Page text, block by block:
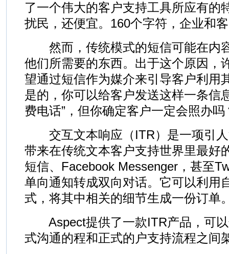
了一个伟大的客户支持工具所应有的
扰民，还便宜。160个字符，企业和
然而，传统模式的短信可能在内
他们所需要的东西。出于这个原因，
望通过短信作为媒介来引导客户利用
是的，你可以给客户发送这样一条信
费电话”，但你确定客户一定会照办吗
交互文本响应（ITR）是一项引人
带来在传统文本客户支持世界里最好
短信、Facebook Messenger，甚至
单向通知转成双向对话。它可以利用
式，将其中相关的细节生成一份订单
Aspect提供了一款ITR产品，可以
式沟通的程和正式的户支持流程之间